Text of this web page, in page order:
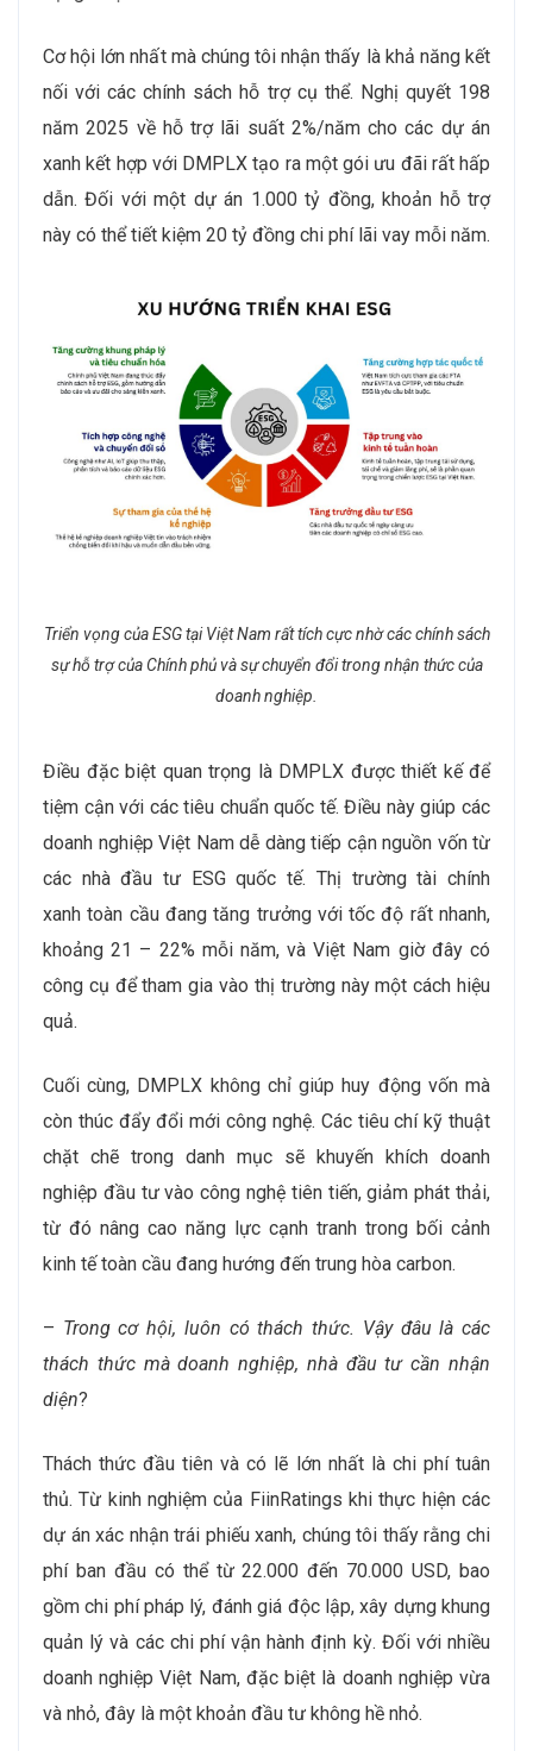
Cơ hội lớn nhất mà chúng tôi nhận thấy là khả năng kết
nối với các chính sách hỗ trợ cụ thể. Nghị quyết 198
năm 2025 về hỗ trợ lãi suất 2%/năm cho các dự án
xanh kết hợp với DMPLX tạo ra một gói ưu đãi rất hấp
dẫn. Đối với một dự án 1.000 tỷ đồng, khoản hỗ trợ
này có thể tiết kiệm 20 tỷ đồng chi phí lãi vay mỗi năm.
Triển vọng của ESG tại Việt Nam rất tích cực nhờ các chính sách
sự hỗ trợ của Chính phủ và sự chuyển đổi trong nhận thức của
doanh nghiệp.
Điều đặc biệt quan trọng là DMPLX được thiết kế để
tiệm cận với các tiêu chuẩn quốc tế. Điều này giúp các
doanh nghiệp Việt Nam dễ dàng tiếp cận nguồn vốn từ
các nhà đầu tư ESG quốc tế. Thị trường tài chính
xanh toàn cầu đang tăng trưởng với tốc độ rất nhanh,
khoảng 21 – 22% mỗi năm, và Việt Nam giờ đây có
công cụ để tham gia vào thị trường này một cách hiệu
quả.
Cuối cùng, DMPLX không chỉ giúp huy động vốn mà
còn thúc đẩy đổi mới công nghệ. Các tiêu chí kỹ thuật
chặt chẽ trong danh mục sẽ khuyến khích doanh
nghiệp đầu tư vào công nghệ tiên tiến, giảm phát thải,
từ đó nâng cao năng lực cạnh tranh trong bối cảnh
kinh tế toàn cầu đang hướng đến trung hòa carbon.
– Trong cơ hội, luôn có thách thức. Vậy đâu là các
thách thức mà doanh nghiệp, nhà đầu tư cần nhận
diện?
Thách thức đầu tiên và có lẽ lớn nhất là chi phí tuân
thủ. Từ kinh nghiệm của FiinRatings khi thực hiện các
dự án xác nhận trái phiếu xanh, chúng tôi thấy rằng chi
phí ban đầu có thể từ 22.000 đến 70.000 USD, bao
gồm chi phí pháp lý, đánh giá độc lập, xây dựng khung
quản lý và các chi phí vận hành định kỳ. Đối với nhiều
doanh nghiệp Việt Nam, đặc biệt là doanh nghiệp vừa
và nhỏ, đây là một khoản đầu tư không hề nhỏ.